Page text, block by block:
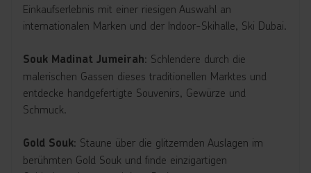
Einkaufserlebnis mit einer riesigen Auswahl an
internationalen Marken und der Indoor-Skihalle, Ski Dubai.
Souk Madinat Jumeirah: Schlendere durch die
malerischen Gassen dieses traditionellen Marktes und
entdecke handgefertigte Souvenirs, Gewürze und
Schmuck.
Gold Souk: Staune über die glitzernden Auslagen im
berühmten Gold Souk und finde einzigartigen